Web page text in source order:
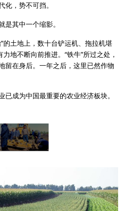
化，势不可挡。
是其中一个缩影。
的土地上，数十台铲运机、拖拉机堪
力地不断向前推进。“铁牛”所过之处，
留在身后。一年之后，这里已然作物
已成为中国最重要的农业经济板块。